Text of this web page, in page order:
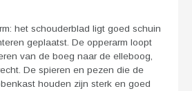
het schouderblad ligt goed schuin
geplaatst. De opperarm loopt
van de boeg naar de elleboog,
De spieren en pezen die de
houden zijn sterk en goed